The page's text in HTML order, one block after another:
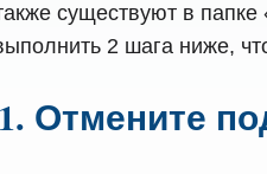
существуют в
2 шага ниже,
Отмените